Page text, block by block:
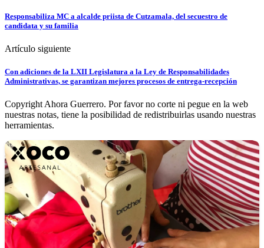
Responsabiliza MC a alcalde priista de Cutzamala, del secuestro de
candidata y su familia
Artículo siguiente
Con adiciones de la LXII Legislatura a la Ley de Responsabilidades
Administrativas, se garantizan mejores procesos de entrega-recepción
Copyright Ahora Guerrero. Por favor no corte ni pegue en la web
nuestras notas, tiene la posibilidad de redistribuirlas usando nuestras
herramientas.